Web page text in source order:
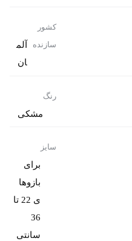
کشور
سازنده
آلم
ان
رنگ
مشکی
سایز
برای
بازوها
ی 22 تا
36
سانتی‌